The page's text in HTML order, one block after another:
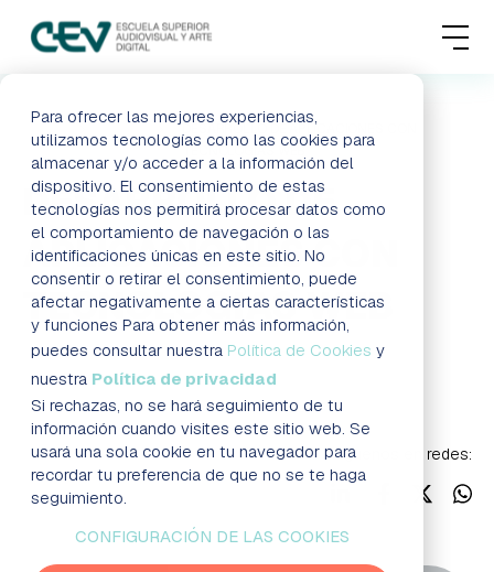
Para ofrecer las mejores experiencias,
utilizamos tecnologías como las cookies para
almacenar y/o acceder a la información del
dispositivo. El consentimiento de estas
tecnologías nos permitirá procesar datos como
el comportamiento de navegación o las
identificaciones únicas en este sitio. No
consentir o retirar el consentimiento, puede
afectar negativamente a ciertas características
y funciones Para obtener más información,
puedes consultar nuestra Política de Cookies y
nuestra Política de privacidad
Si rechazas, no se hará seguimiento de tu
información cuando visites este sitio web. Se
usará una sola cookie en tu navegador para
recordar tu preferencia de que no se te haga
seguimiento.
CONFIGURACIÓN DE LAS COOKIES
MENU
FORMACIONES
ADMISIONES
ACTUALIDAD
ESCUELA
CONTACTO
RESERVAR PLAZA VISITAR ESCUELA
BLOG
EMPRESAS
DESARROLLO DE
APLICACIONES CON
TECNOLOGÍAS WEB
DESARROLLO DE APLICACIONES CON
TECNOLOGÍAS WEB
Formación a distancia Madrid
Síguenos en redes: